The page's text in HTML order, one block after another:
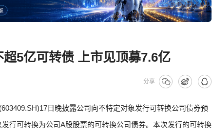
5亿可转债 上市见顶募7.6亿
分享
日晚披露公司向不特定对象发行可转换公司债券预
行可转换为公司A股股票的可转换公司债券。本次发行的可转换